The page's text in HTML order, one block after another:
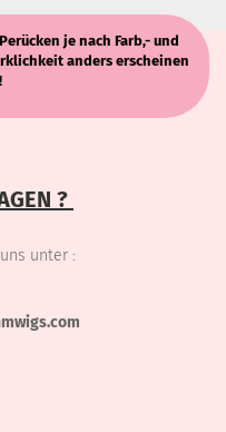
je nach Farb,- und
anders erscheinen
?
unter :